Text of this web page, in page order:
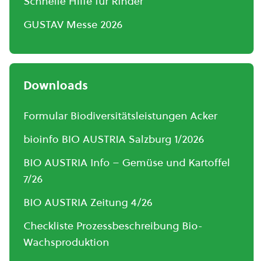
GUSTAV Messe 2026
Downloads
Formular Biodiversitätsleistungen Acker
bioinfo BIO AUSTRIA Salzburg 1/2026
BIO AUSTRIA Info – Gemüse und Kartoffel
7/26
BIO AUSTRIA Zeitung 4/26
Checkliste Prozessbeschreibung Bio-
Wachsproduktion